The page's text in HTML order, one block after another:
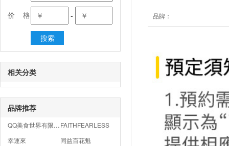
价 格 -
相关分类
品牌推荐
QQ美食世界有限公司FAITHFEARLESS
幸運來
同益百花魁
品牌：